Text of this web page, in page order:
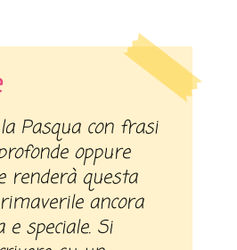
oppure
renderà questa
ancora
speciale. Si